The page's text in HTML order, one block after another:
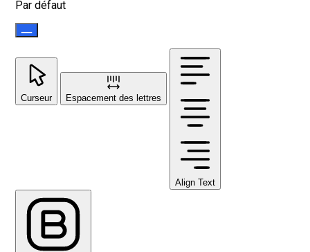
Par défaut
Curseur Espacement des lettres
Align Text